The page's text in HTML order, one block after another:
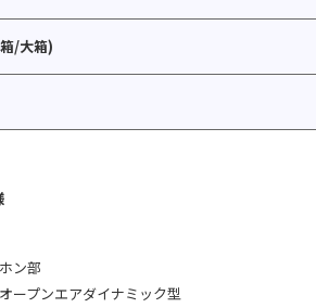
/大箱)
ン部
ープンエアダイナミック型